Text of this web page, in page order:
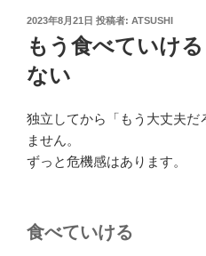
投
稿
日:
2023年8月21日 投稿者: ATSUSHI
もう食べていけ
ない
独立してから「もう大丈夫だ
ません。
ずっと危機感はあります。
食べていける